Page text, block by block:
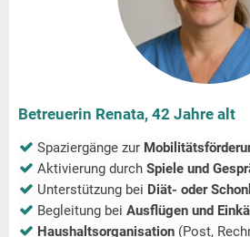
Betreuerin Renata, 42 Jahre alt
Spaziergänge zur
Aktivierung durch Spiele und
Unterstützung bei Diät- oder
Begleitung bei Ausflügen und
Haushaltsorganisation (Post,